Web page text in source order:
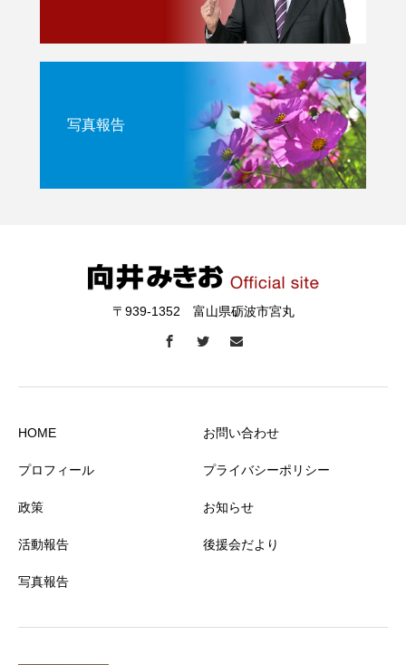
写真報告
〒939-1352 富山県砺波市宮丸
HOME
プロフィール
政策
活動報告
写真報告
お問い合わせ
プライバシーポリシー
お知らせ
後援会だより